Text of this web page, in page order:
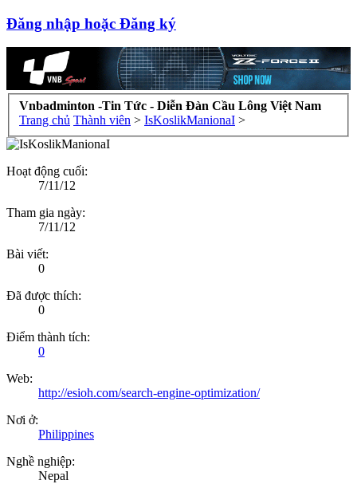
Đăng nhập hoặc Đăng ký
Vnbadminton -Tin Tức - Diễn Đàn Cầu Lông Việt Nam
Trang chủ Thành viên > IsKoslikManionaI >
Hoạt động cuối:
7/11/12
Tham gia ngày:
7/11/12
Bài viết:
0
Đã được thích:
0
Điểm thành tích:
0
Web:
http://esioh.com/search-engine-optimization/
Nơi ở:
Philippines
Nghề nghiệp:
Nepal